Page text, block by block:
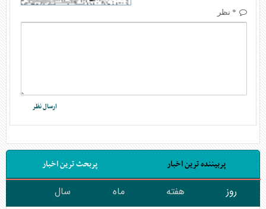
* نظر
پربیننده ترین اخبار پربحث ترین اخبار
روز هفته ماه سال